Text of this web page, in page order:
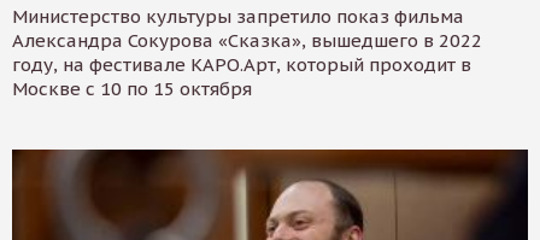
Министерство культуры запретило показ фильма
Александра Сокурова «Сказка», вышедшего в 2022
году, на фестивале КАРО.Арт, который проходит в
Москве с 10 по 15 октября